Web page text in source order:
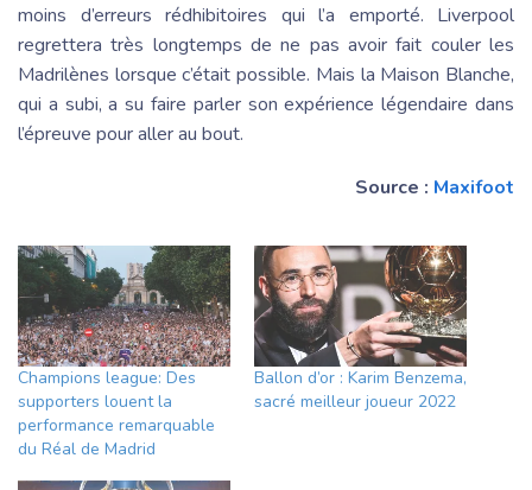
moins d’erreurs rédhibitoires qui l’a emporté. Liverpool
regrettera très longtemps de ne pas avoir fait couler les
Madrilènes lorsque c’était possible. Mais la Maison Blanche,
qui a subi, a su faire parler son expérience légendaire dans
l’épreuve pour aller au bout.
Source : Maxifoot
Champions league: Des
supporters louent la
performance remarquable
du Réal de Madrid
Ballon d’or : Karim Benzema,
sacré meilleur joueur 2022